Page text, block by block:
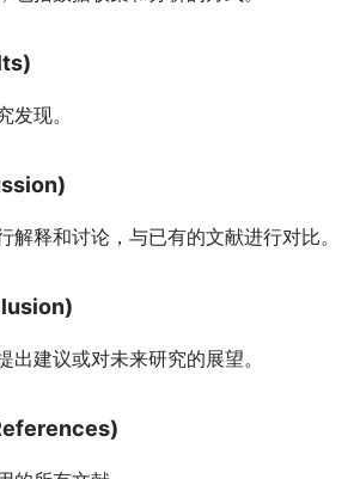
发现。
解释和讨论，与已有的文献进行对比。
出建议或对未来研究的展望。